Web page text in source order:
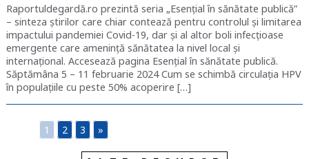
Raportuldegardă.ro prezintă seria „Esențial în sănătate publică”
– sinteza știrilor care chiar contează pentru controlul și limitarea
impactului pandemiei Covid-19, dar și al altor boli infecțioase
emergente care amenință sănătatea la nivel local și
internațional. Accesează pagina Esențial în sănătate publică.
Săptămâna 5 – 11 februarie 2024 Cum se schimbă circulația HPV
în populațiile cu peste 50% acoperire […]
1 2 3 »